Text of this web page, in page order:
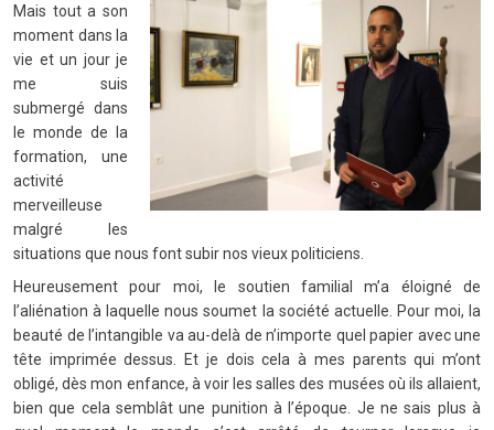
Mais tout a son
moment dans la
vie et un jour je
me suis
submergé dans
le monde de la
formation, une
activité
merveilleuse
malgré les
situations que nous font subir nos vieux politiciens.
Heureusement pour moi, le soutien familial m’a éloigné de
l’aliénation à laquelle nous soumet la société actuelle. Pour moi, la
beauté de l’intangible va au-delà de n’importe quel papier avec une
tête imprimée dessus. Et je dois cela à mes parents qui m’ont
obligé, dès mon enfance, à voir les salles des musées où ils allaient,
bien que cela semblât une punition à l’époque. Je ne sais plus à